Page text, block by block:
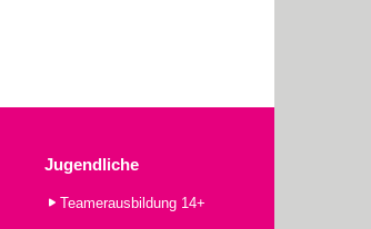
Jugendliche
Teamerausbildung 14+